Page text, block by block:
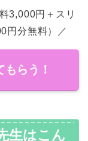
3,000円＋スリ
円分無料）／
らう！
生はこん